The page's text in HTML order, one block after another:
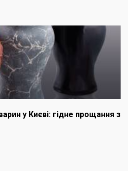
у Києві: гідне прощання з